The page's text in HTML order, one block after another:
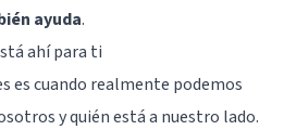
ayuda.
ahí para ti
es cuando realmente podemos
y quién está a nuestro lado.